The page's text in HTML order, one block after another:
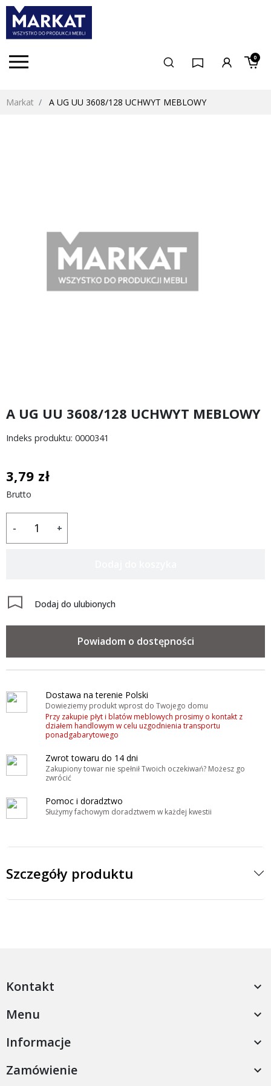
0
Markat A UG UU 3608/128 UCHWYT MEBLOWY
A UG UU 3608/128 UCHWYT MEBLOWY
Indeks produktu: 0000341
3,79 zł
Brutto
- +
Dodaj do ulubionych
Powiadom o dostępności
Dostawa na terenie Polski
Dowieziemy produkt wprost do Twojego domu
Przy zakupie płyt i blatów meblowych prosimy o kontakt z
działem handlowym w celu uzgodnienia transportu
ponadgabarytowego
Zwrot towaru do 14 dni
Zakupiony towar nie spełnił Twoich oczekiwań? Możesz go
zwrócić
Pomoc i doradztwo
Służymy fachowym doradztwem w każdej kwestii
Szczegóły produktu
Kontakt 
Menu 
Informacje 
Zamówienie 